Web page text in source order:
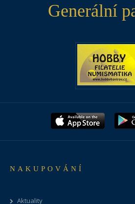
Generální
NAKUPOVÁNÍ
Aktuality